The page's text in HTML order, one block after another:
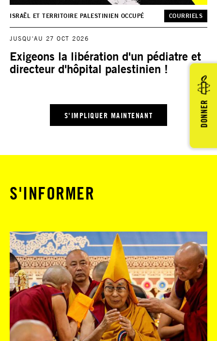
DONNER
ISRAËL ET TERRITOIRE PALESTINIEN OCCUPÉ COURRIELS
JUSQU'AU 27 OCT 2026
Exigeons la libération d'un pédiatre et
directeur d'hôpital palestinien !
S'IMPLIQUER MAINTENANT
S'INFORMER